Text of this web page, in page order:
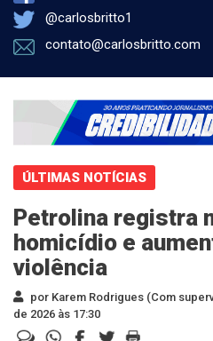
@carlosbritto1
contato@carlosbritto.com
ÚLTIMAS NOTÍCIAS
Petrolina registra
homicídio e
violência
por Karem Rodrigues (Com
de 2026 às 17:30